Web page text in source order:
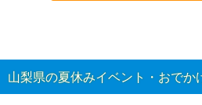
山梨県の夏休みイベント・おでか